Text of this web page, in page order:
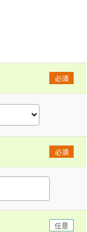
必須
必須
任意